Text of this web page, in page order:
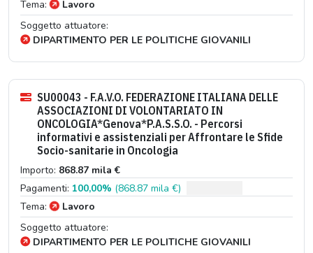
Tema:
Lavoro
Soggetto attuatore:
DIPARTIMENTO PER LE POLITICHE GIOVANILI
SU00043 - F.A.V.O. FEDERAZIONE ITALIANA DELLE
ASSOCIAZIONI DI VOLONTARIATO IN
ONCOLOGIA*Genova*P.A.S.S.O. - Percorsi
informativi e assistenziali per Affrontare le Sfide
Socio-sanitarie in Oncologia
Importo: 868.87 mila €
Pagamenti: 100,00% (868.87 mila €)
Tema:
Lavoro
Soggetto attuatore:
DIPARTIMENTO PER LE POLITICHE GIOVANILI